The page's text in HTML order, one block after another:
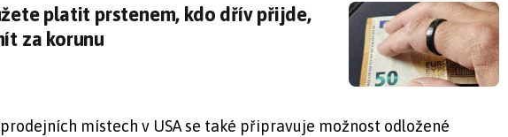
platit prstenem, kdo dřív přijde, může ho mít za korunu
platit prstenem, kdo dřív přijde,
za korunu
místech v USA se také připravuje možnost odložené